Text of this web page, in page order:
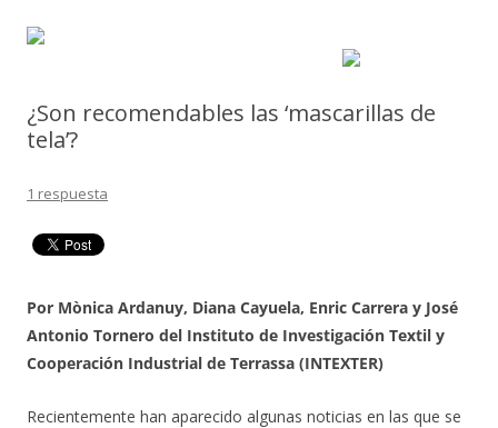
¿Son recomendables las ‘mascarillas de
tela’?
1 respuesta
Por Mònica Ardanuy, Diana Cayuela, Enric Carrera y José
Antonio Tornero del Instituto de Investigación Textil y
Cooperación Industrial de Terrassa (INTEXTER)
Recientemente han aparecido algunas noticias en las que se